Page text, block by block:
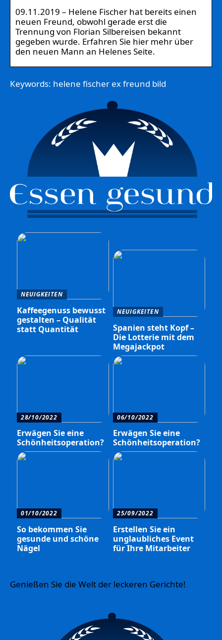
09.11.2019 – Helene Fischer hat bereits einen
neuen Freund, obwohl gerade erst die
Trennung von Florian Silbereisen bekannt
gegeben wurde. Erfahren Sie hier mehr über
den neuen Mann an Helenes Seite.
Keywords: helene fischer ex freund bild
NEUIGKEITEN
Kaffeegenuss bewusst
gestalten – Qualität
statt Quantität
NEUIGKEITEN
Spanien steht Kopf –
Die Lotterie mit dem
Megajackpot
28/10/2022
Erwägen Sie eine
Schönheitsoperation?
06/10/2022
Erwägen Sie eine
Schönheitsoperation?
01/10/2022
So bekommen Sie
gesunde und schöne
Nägel
25/09/2022
Erstellen Sie ein
unglaubliches Event
für Ihre Mitarbeiter
Genießen Sie die Welt der leckeren Gerichte!